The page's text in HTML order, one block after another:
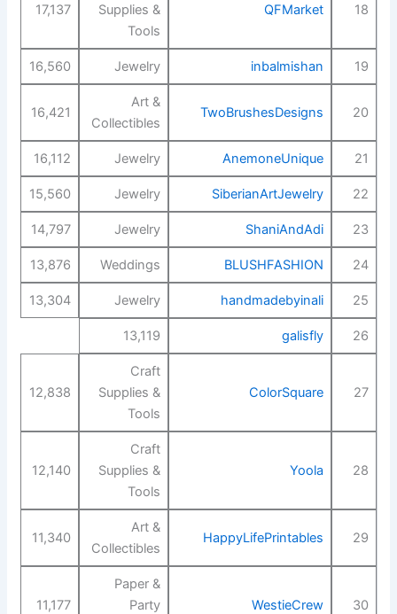
18
QFMarket
Supplies &
Tools
17,137
19
inbalmishan
Jewelry
16,560
20
TwoBrushesDesigns
Art &
Collectibles
16,421
21
AnemoneUnique
Jewelry
16,112
22
SiberianArtJewelry
Jewelry
15,560
23
ShaniAndAdi
Jewelry
14,797
24
BLUSHFASHION
Weddings
13,876
25
handmadebyinali
Jewelry
13,304
26
galisfly
13,119
27
ColorSquare
Craft
Supplies &
Tools
12,838
28
Yoola
Craft
Supplies &
Tools
12,140
29
HappyLifePrintables
Art &
Collectibles
11,340
30
WestieCrew
Paper &
Party
11,177